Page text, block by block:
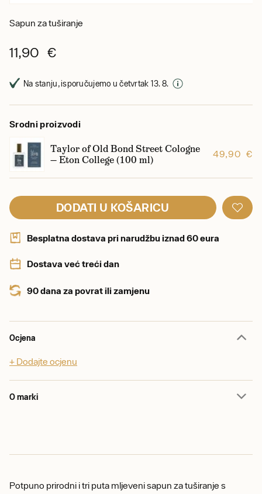
Sapun za tuširanje
11,90 €
Na stanju, isporučujemo u četvrtak 13. 8.
Srodni proizvodi
Taylor of Old Bond Street Cologne
— Eton College (100 ml)
49,90 €
DODATI U KOŠARICU
Besplatna dostava pri narudžbu iznad 60 eura
Dostava već treći dan
90 dana za povrat ili zamjenu
Ocjena
+ Dodajte ocjenu
O marki
Potpuno prirodni i tri puta mljeveni sapun za tuširanje s